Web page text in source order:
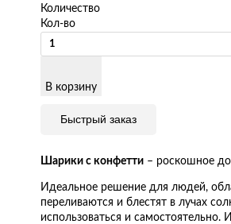
Количество
Кол-во
В корзину
Быстрый заказ
Шарики с конфетти – роскошное
Идеальное решение для людей,
переливаются и блестят в лучах
использоваться и